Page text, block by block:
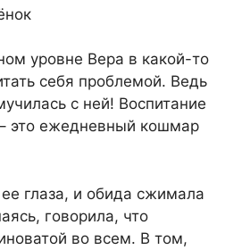
уровне Вера в какой-то
себя проблемой. Ведь
с ней! Воспитание
это ежедневный кошмар
глаза, и обида сжимала
говорила, что
во всем. В том,